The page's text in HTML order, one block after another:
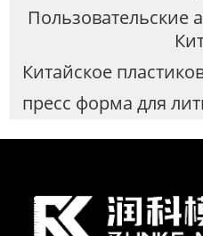
Пользовательские
Китайское
пресс форма для